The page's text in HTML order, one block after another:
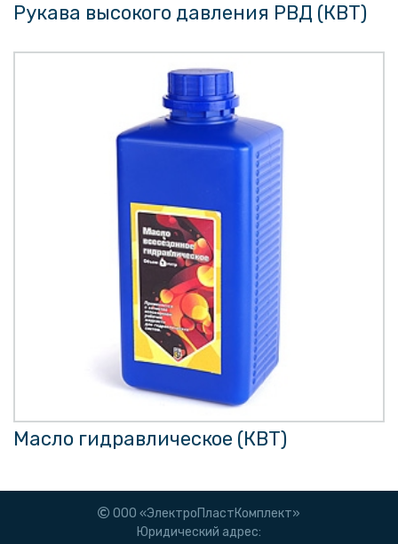
Рукава высокого давления РВД (КВТ)
Масло гидравлическое (КВТ)
ООО «ЭлектроПластКомплект»
Юридический адрес: